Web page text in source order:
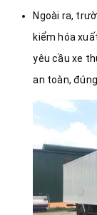
Ngoài ra,
kiểm hóa
yêu cầu xe
an toàn,